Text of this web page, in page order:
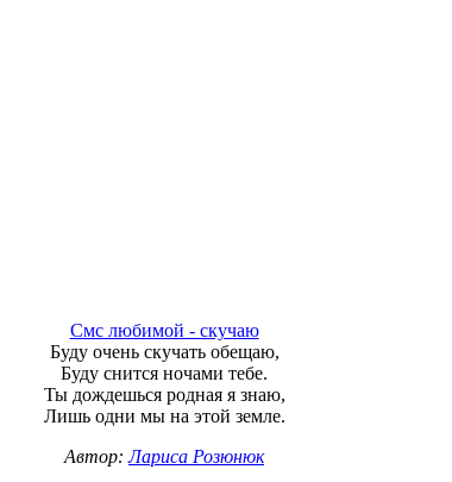
Смс любимой - скучаю
Буду очень скучать обещаю,
Буду снится ночами тебе.
Ты дождешься родная я знаю,
Лишь одни мы на этой земле.
Автор:Лариса Розюнюк